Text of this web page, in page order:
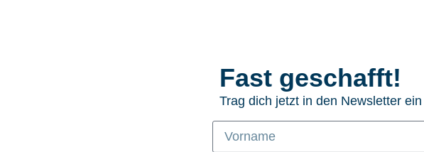
Fast geschafft!
Trag dich jetzt in den Newsletter